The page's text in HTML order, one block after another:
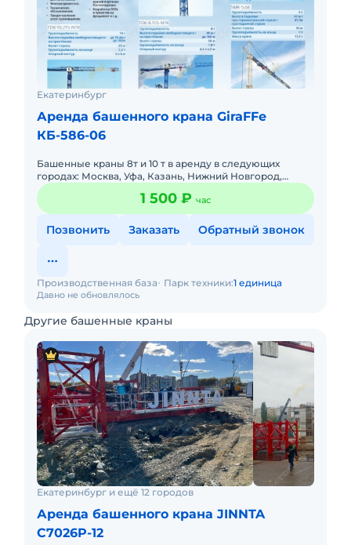
Екатеринбург
Аренда башенного крана GiraFFe
КБ-586-06
Башенные краны 8т и 10 т в аренду в следующих
городах: Москва, Уфа, Казань, Нижний Новгород,
Екатеринбург, Челябинск
1 500 ₽ час
Позвонить Заказать Обратный звонок
Давно не обновлялось
Производственная база Парк техники:1 единица
Другие башенные краны
Екатеринбург и ещё 12 городов
Аренда башенного крана JINNTA
C7026P-12